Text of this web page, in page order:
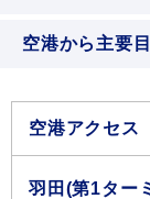
空港から主要
空港アクセス
羽田(第1ター